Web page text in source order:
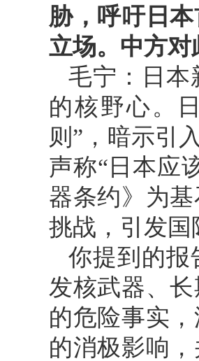
胁，呼吁日
立场。中方
毛宁：日本
的核野心。
则”，暗示引
声称“日本应
器条约》为
挑战，引发
你提到的报
发核武器、
的危险事实
的消极影响